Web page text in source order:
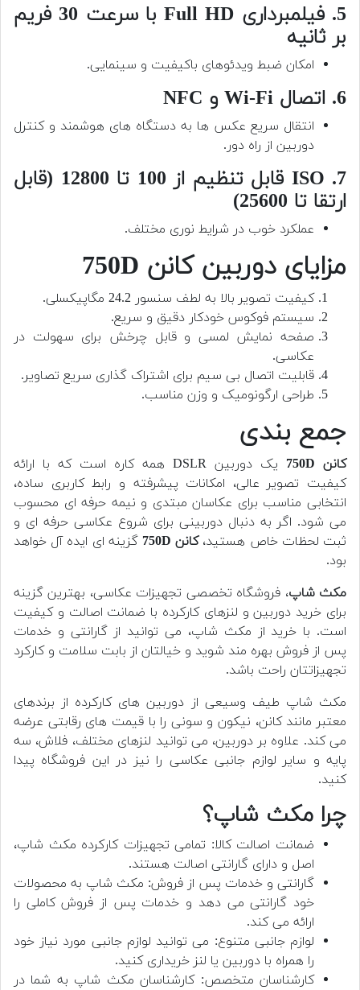
5. فیلمبرداری Full HD با سرعت 30 فریم
بر ثانیه
امکان ضبط ویدئوهای باکیفیت و سینمایی.
6. اتصال Wi-Fi و NFC
انتقال سریع عکس ها به دستگاه های هوشمند و کنترل
دوربین از راه دور.
7. ISO قابل تنظیم از 100 تا 12800 (قابل
ارتقا تا 25600)
عملکرد خوب در شرایط نوری مختلف.
مزایای دوربین کانن 750D
کیفیت تصویر بالا به لطف سنسور 24.2 مگاپیکسلی.
سیستم فوکوس خودکار دقیق و سریع.
صفحه نمایش لمسی و قابل چرخش برای سهولت در
عکاسی.
قابلیت اتصال بی سیم برای اشتراک گذاری سریع تصاویر.
طراحی ارگونومیک و وزن مناسب.
جمع بندی
کانن 750D
یک دوربین DSLR همه کاره است که با ارائه
کیفیت تصویر عالی، امکانات پیشرفته و رابط کاربری ساده،
انتخابی مناسب برای عکاسان مبتدی و نیمه حرفه ای محسوب
می شود. اگر به دنبال دوربینی برای شروع عکاسی حرفه ای و
ثبت لحظات خاص هستید،کانن 750D
گزینه ای ایده آل خواهد
بود.
مکث شاپ، فروشگاه تخصصی تجهیزات عکاسی، بهترین گزینه
برای خرید دوربین و لنزهای کارکرده با ضمانت اصالت و کیفیت
است. با خرید از مکث شاپ، می توانید از گارانتی و خدمات
پس از فروش بهره مند شوید و خیالتان از بابت سلامت و کارکرد
تجهیزاتتان راحت باشد.
مکث شاپ طیف وسیعی از دوربین های کارکرده از برندهای
معتبر مانند کانن، نیکون و سونی را با قیمت های رقابتی عرضه
می کند. علاوه بر دوربین، می توانید لنزهای مختلف، فلاش، سه
پایه و سایر لوازم جانبی عکاسی را نیز در این فروشگاه پیدا
کنید.
چرا مکث شاپ؟
ضمانت اصالت کالا: تمامی تجهیزات کارکرده مکث شاپ،
اصل و دارای گارانتی اصالت هستند.
گارانتی و خدمات پس از فروش: مکث شاپ به محصولات
خود گارانتی می دهد و خدمات پس از فروش کاملی را
ارائه می کند.
لوازم جانبی متنوع: می توانید لوازم جانبی مورد نیاز خود
را همراه با دوربین یا لنز خریداری کنید.
کارشناسان متخصص: کارشناسان مکث شاپ به شما در